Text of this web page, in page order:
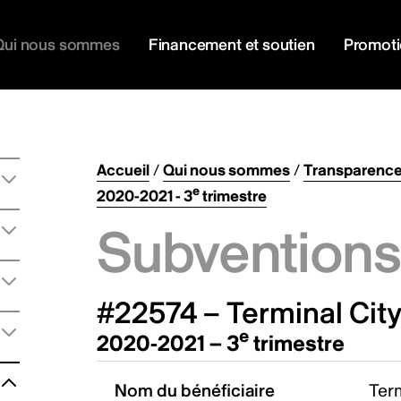
nous sommes Financement et soutien
Accueil/Qui nous sommes/
2020-2021 - 3etrimestre
#22574 – Terminal
2020-2021 – 3e trimestre
Nom du bénéficiaire